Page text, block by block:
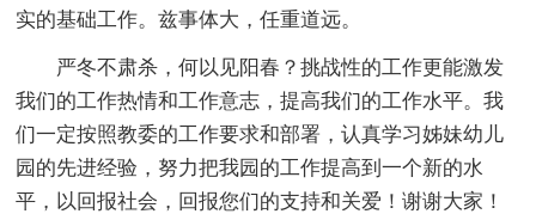
实的基础工作。兹事体大，任重道远。
严冬不肃杀，何以见阳春？挑战性的工作更能激发
我们的工作热情和工作意志，提高我们的工作水平。我
们一定按照教委的工作要求和部署，认真学习姊妹幼儿
园的先进经验，努力把我园的工作提高到一个新的水
平，以回报社会，回报您们的支持和关爱！谢谢大家！